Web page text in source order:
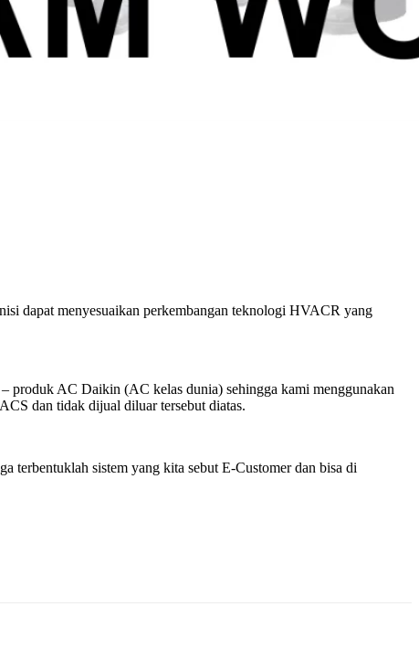
dapat menyesuaikan perkembangan teknologi HVACR yang
produk AC Daikin (AC kelas dunia) sehingga kami menggunakan
dan tidak dijual diluar tersebut diatas.
terbentuklah sistem yang kita sebut E-Customer dan bisa di